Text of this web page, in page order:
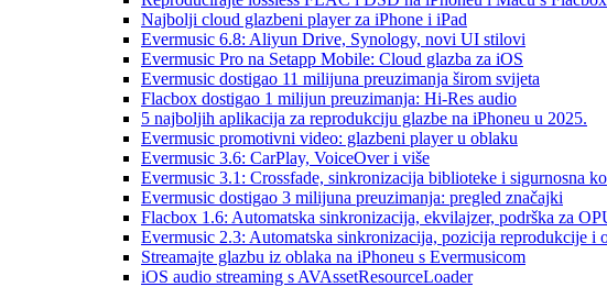
Najbolji cloud glazbeni player za iPhone i iPad
Evermusic 6.8: Aliyun Drive, Synology, novi UI stilovi
Evermusic Pro na Setapp Mobile: Cloud glazba za iOS
Evermusic dostigao 11 milijuna preuzimanja širom svijeta
Flacbox dostigao 1 milijun preuzimanja: Hi-Res audio
5 najboljih aplikacija za reprodukciju glazbe na iPhoneu u 2025.
Evermusic promotivni video: glazbeni player u oblaku
Evermusic 3.6: CarPlay, VoiceOver i više
Evermusic 3.1: Crossfade, sinkronizacija biblioteke i sigurnosna
Evermusic dostigao 3 milijuna preuzimanja: pregled značajki
Flacbox 1.6: Automatska sinkronizacija, ekvilajzer, podrška za
Evermusic 2.3: Automatska sinkronizacija, pozicija reprodukcije i
Streamajte glazbu iz oblaka na iPhoneu s Evermusicom
iOS audio streaming s AVAssetResourceLoader